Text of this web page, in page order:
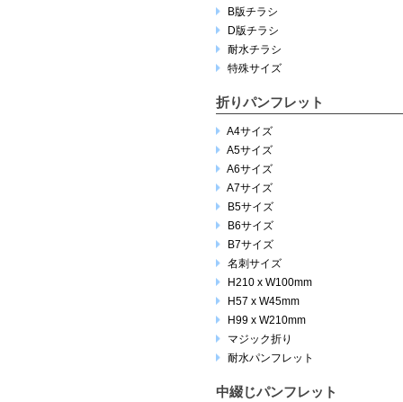
B版チラシ
D版チラシ
耐水チラシ
特殊サイズ
折りパンフレット
A4サイズ
A5サイズ
A6サイズ
A7サイズ
B5サイズ
B6サイズ
B7サイズ
名刺サイズ
H210 x W100mm
H57 x W45mm
H99 x W210mm
マジック折り
耐水パンフレット
中綴じパンフレット